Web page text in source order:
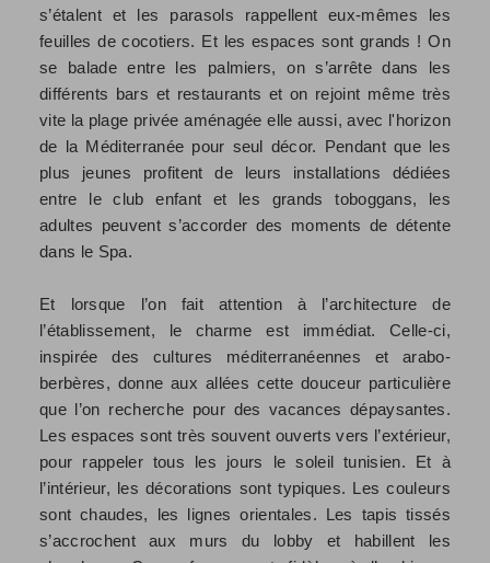
s’étalent et les parasols rappellent eux-mêmes les
feuilles de cocotiers. Et les espaces sont grands ! On
se balade entre les palmiers, on s’arrête dans les
différents bars et restaurants et on rejoint même très
vite la plage privée aménagée elle aussi, avec l'horizon
de la Méditerranée pour seul décor. Pendant que les
plus jeunes profitent de leurs installations dédiées
entre le club enfant et les grands toboggans, les
adultes peuvent s’accorder des moments de détente
dans le Spa.
Et lorsque l’on fait attention à l’architecture de
l’établissement, le charme est immédiat. Celle-ci,
inspirée des cultures méditerranéennes et arabo-
berbères, donne aux allées cette douceur particulière
que l’on recherche pour des vacances dépaysantes.
Les espaces sont très souvent ouverts vers l’extérieur,
pour rappeler tous les jours le soleil tunisien. Et à
l’intérieur, les décorations sont typiques. Les couleurs
sont chaudes, les lignes orientales. Les tapis tissés
s’accrochent aux murs du lobby et habillent les